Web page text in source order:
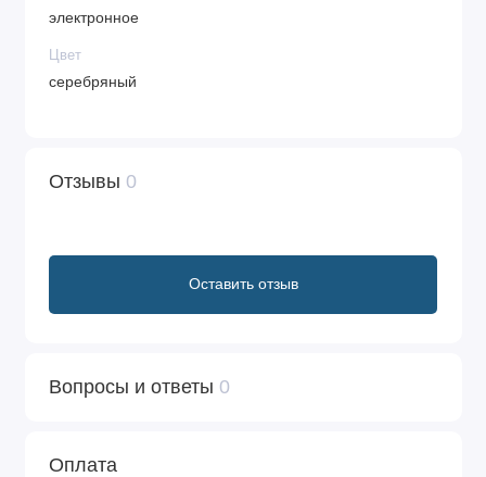
электронное
Цвет
серебряный
Отзывы 0
Оставить отзыв
Вопросы и ответы 0
Оплата